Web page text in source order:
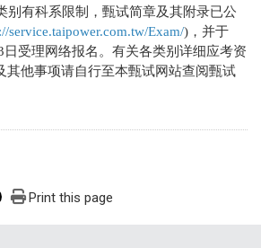
别有科系限制，甄试简章及其附录已公
service.taipower.com.tw/Exam/)，并于
日受理网络报名。有关各类别详细应考资
其他事项请自行至本甄试网站查阅甄试
Print this page